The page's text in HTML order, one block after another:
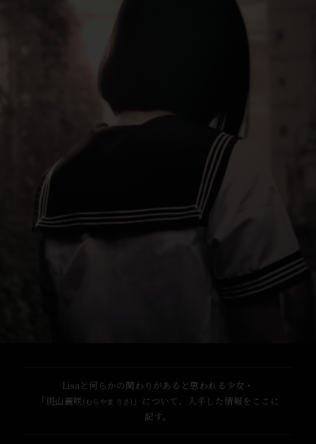
Lisaと何らかの関わりがあると思われる少女・
「斑山麗咲 (むらやま りさ) 」について、入手した情報をここに
記す。